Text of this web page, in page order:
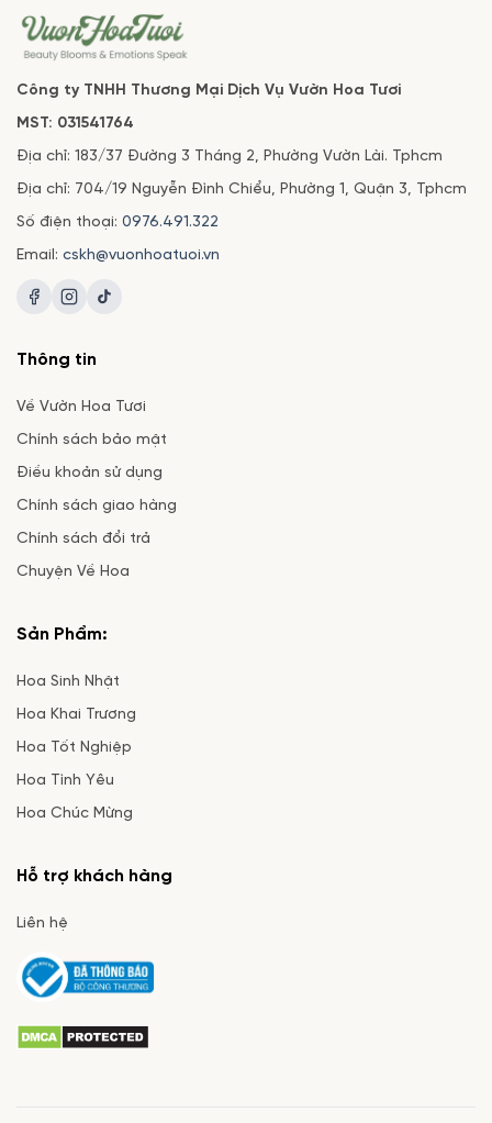
Công ty TNHH Thương Mại Dịch Vụ Vườn Hoa Tươi
MST: 031541764
Địa chỉ: 183/37 Đường 3 Tháng 2, Phường Vườn Lài. Tphcm
Địa chỉ: 704/19 Nguyễn Đình Chiểu, Phường 1, Quận 3, Tphcm
Số điện thoại: 0976.491.322
Email: cskh@vuonhoatuoi.vn
Thông tin
Về Vườn Hoa Tươi
Chính sách bảo mật
Điều khoản sử dụng
Chính sách giao hàng
Chính sách đổi trả
Chuyện Về Hoa
Sản Phẩm:
Hoa Sinh Nhật
Hoa Khai Trương
Hoa Tốt Nghiệp
Hoa Tình Yêu
Hoa Chúc Mừng
Hỗ trợ khách hàng
Liên hệ